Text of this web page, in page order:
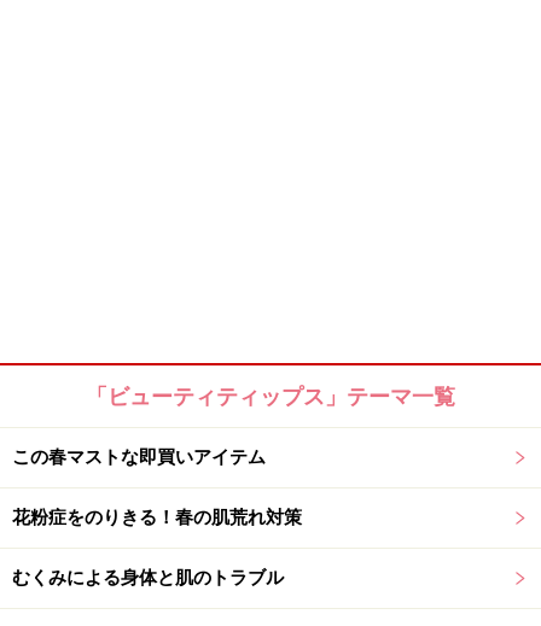
「ビューティティップス」テーマ一覧
この春マストな即買いアイテム
花粉症をのりきる！春の肌荒れ対策
むくみによる身体と肌のトラブル